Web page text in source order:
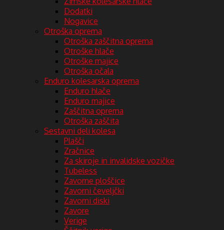
Dodatki
Nogavice
Otroška oprema
Otroška zaščitna oprema
Otroške hlače
Otroške majice
Otroška očala
Enduro kolesarska oprema
Enduro hlače
Enduro majice
Zaščitna oprema
Otroška zaščita
Sestavni deli kolesa
Plašči
Zračnice
Za skiroje in invalidske vozičke
Tubeless
Zavorne ploščice
Zavorni čeveljčki
Zavorni diski
Zavore
Verige